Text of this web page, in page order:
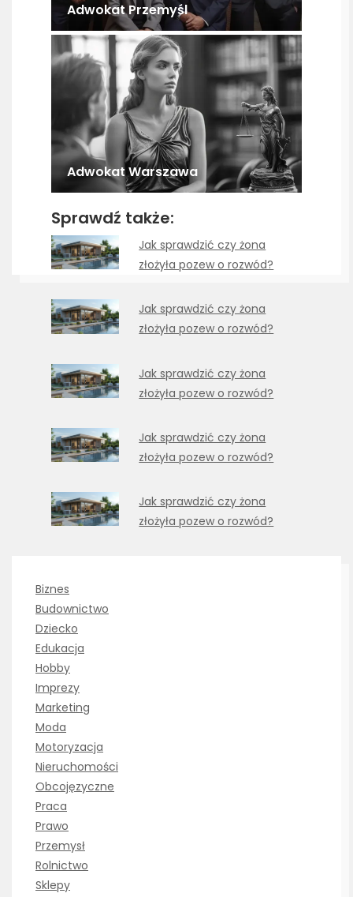
Adwokat Przemyśl
Adwokat Warszawa
Sprawdź także:
Jak sprawdzić czy żona
złożyła pozew o rozwód?
Jak sprawdzić czy żona
złożyła pozew o rozwód?
Jak sprawdzić czy żona
złożyła pozew o rozwód?
Jak sprawdzić czy żona
złożyła pozew o rozwód?
Jak sprawdzić czy żona
złożyła pozew o rozwód?
Biznes
Budownictwo
Dziecko
Edukacja
Hobby
Imprezy
Marketing
Moda
Motoryzacja
Nieruchomości
Obcojęzyczne
Praca
Prawo
Przemysł
Rolnictwo
Sklepy